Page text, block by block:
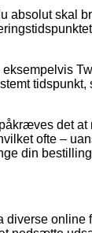
absolut skal
tidspunkt,
det at
ofte –
din
diverse online